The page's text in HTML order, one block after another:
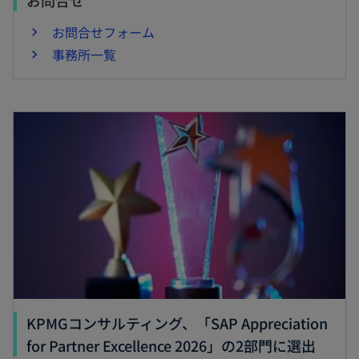
お問合せフォーム
事務所一覧
KPMGコンサルティング、「SAP Appreciation
for Partner Excellence 2026」の2部門に選出
新しいタブで開く